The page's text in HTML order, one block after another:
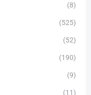
(8)
(525)
(52)
(190)
(9)
(11)